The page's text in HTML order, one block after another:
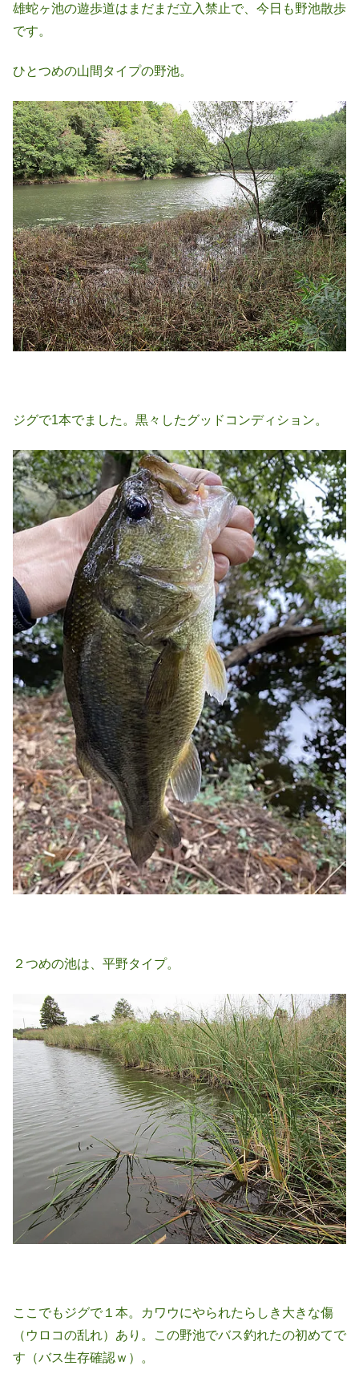
雄蛇ヶ池の遊歩道はまだまだ立入禁止で、今日も野池散歩
です。
ひとつめの山間タイプの野池。
ジグで1本でました。黒々したグッドコンディション。
２つめの池は、平野タイプ。
ここでもジグで１本。カワウにやられたらしき大きな傷
（ウロコの乱れ）あり。この野池でバス釣れたの初めてで
す（バス生存確認ｗ）。